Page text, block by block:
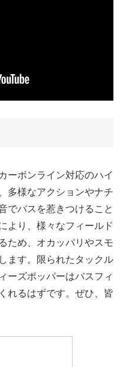
ーボンライン対応のハイ
多様なアクションやナチ
でバスを惹きつけること
より、様々なフィールド
ため、オカッパリやスモ
ます。限られたタックル
ーズポッパーはバスフィ
れるはずです。ぜひ、皆